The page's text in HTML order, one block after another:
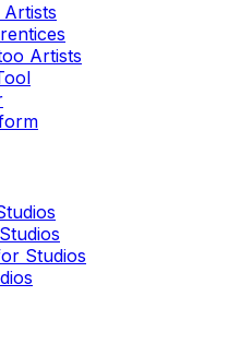
Artists
Studios